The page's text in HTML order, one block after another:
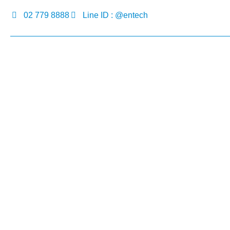
02 779 8888 Line ID : @entech